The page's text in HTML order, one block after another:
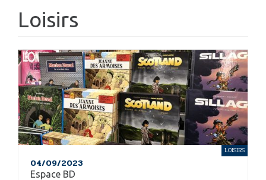
Loisirs
04/09/2023
Espace BD
LOISIRS